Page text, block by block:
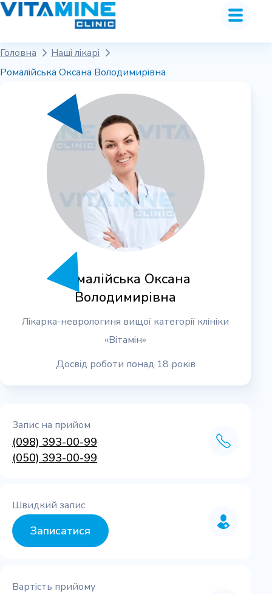
Головна
Наші лікарі
Ромалійська Оксана Володимирівна
Ромалійська Оксана
Володимирівна
Лікарка-неврологиня вищої категорії клініки
«Вітамін»
Досвід роботи понад 18 років
Запис на прийом
(098) 393-00-99
(050) 393-00-99
Швидкий запис
Записатися
Вартість прийому